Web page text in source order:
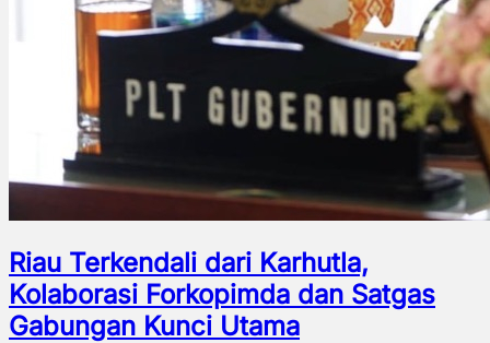
Riau Terkendali dari Karhutla,
Kolaborasi Forkopimda dan Satgas
Gabungan Kunci Utama